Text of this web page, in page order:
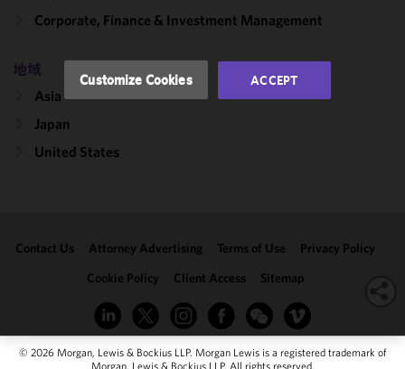
Corporate, Finance & Investment Management
地域
Asia
Japan
United States
Contact Us Attorney Advertising Terms of Use
Privacy Policy
Cookie Policy
Client Access Sitemap
© 2026 Morgan, Lewis & Bockius LLP. Morgan Lewis is a registered trademark of
Morgan, Lewis & Bockius LLP. All rights reserved.
accordance
Cookie
Policyand
Policy.You
may review
clicking
Customize Cookies ACCEPT